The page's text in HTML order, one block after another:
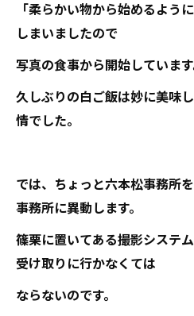
「柔らかい物から始めるよう
しまいましたので
写真の食事から開始しています
久しぶりの白ご飯は妙に美味
情でした。
では、ちょっと六本松事務所
事務所に異動します。
篠栗に置いてある撮影システ
受け取りに行かなくては
ならないのです。